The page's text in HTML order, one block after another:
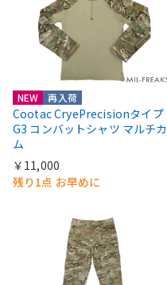
NEW 再入荷
Cootac CryePrecisionタイプ
G3 コンバットシャツ マルチカ
ム
￥11,000
残り1点 お早めに